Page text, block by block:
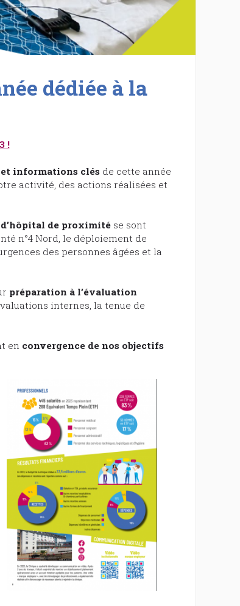
dédiée à la
!
informations clésde cette année
activité, des actions réalisées et
de proximitése sont
n°4 Nord, le déploiement de
des personnes âgées et la
préparation à l’évaluation
internes, la tenue de
en convergence de nos objectifs